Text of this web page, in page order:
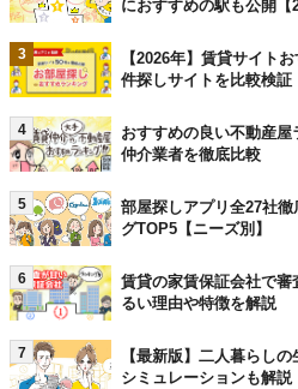
におすすめの駅も公開【
3
【2026年】賃貸サイト
件探しサイトを比較検証
4
おすすめの良い不動産
仲介業者を徹底比較
5
部屋探しアプリ全27社
グTOP5【ニーズ別】
6
賃貸の家賃保証会社で
るい理由や特徴を解説
7
【最新版】二人暮らし
シミュレーションも解説